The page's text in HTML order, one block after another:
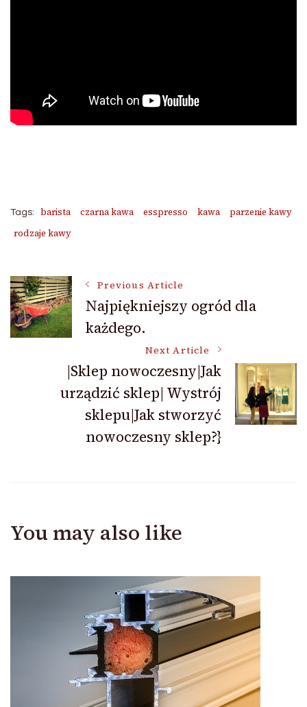
Tags: barista czarna kawa esspresso kawa
parzenie kawy
rodzaje kawy
Post
Navigation
Previous Article
Najpiękniejszy ogród dla
każdego.
Next Article
|Sklep nowoczesny|Jak
urządzić sklep| Wystrój
sklepu|Jak stworzyć
nowoczesny sklep?}
You may also like